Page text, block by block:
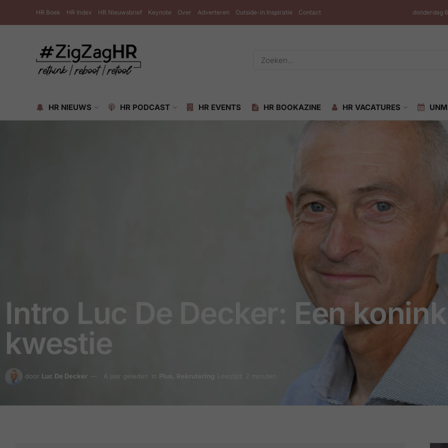
HR Boek HR Index HR Nieuwsbrief Keynote Over Adverteren Outside-in Inspiratie Contact donderdag
HR NIEUWS HR PODCAST HR EVENTS HR BOOKAZINE HR VACATURES
Intro Luc De Decker: Een
kwestie
door Luc De Decker 6 jaar geleden in Plus